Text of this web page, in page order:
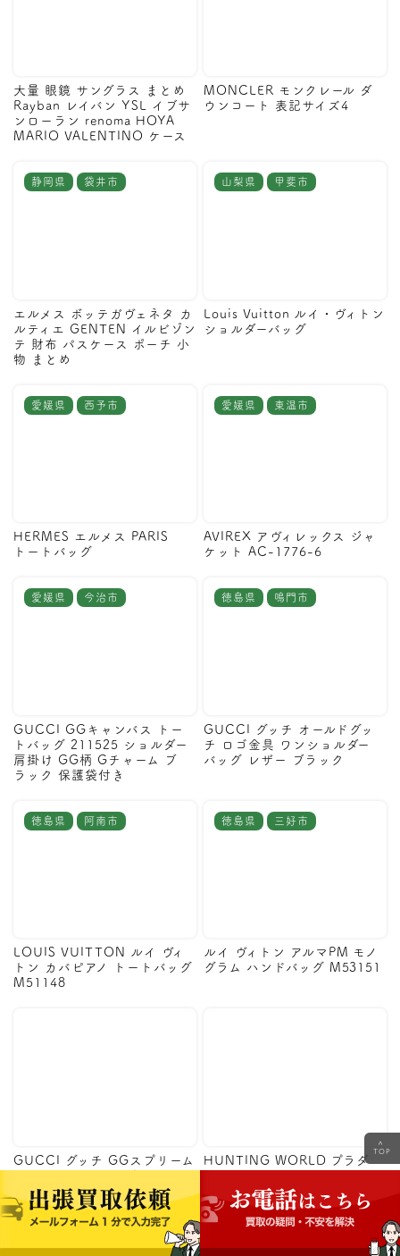
大量 眼鏡 サングラス まとめ
Rayban レイバン YSL イブサ
ンローラン renoma HOYA
MARIO VALENTINO ケース
MONCLER モンクレール ダ
ウンコート 表記サイズ4
静岡県 袋井市
エルメス ボッテガヴェネタ カ
ルティエ GENTEN イルビゾン
テ 財布 パスケース ポーチ 小
物 まとめ
山梨県 甲斐市
Louis Vuitton ルイ・ヴィトン
ショルダーバッグ
愛媛県 西予市
HERMES エルメス PARIS
トートバッグ
愛媛県 東温市
AVIREX アヴィレックス ジャ
ケット AC-1776-6
愛媛県 今治市
GUCCI GGキャンバス トー
トバッグ 211525 ショルダー
肩掛け GG柄 Gチャーム ブ
ラック 保護袋付き
徳島県 鳴門市
GUCCI グッチ オールドグッ
チ ロゴ金具 ワンショルダー
バッグ レザー ブラック
徳島県 阿南市
LOUIS VUITTON ルイ ヴィ
トン カバピアノ トートバッグ
M51148
徳島県 三好市
ルイ ヴィトン アルマPM モノ
グラム ハンドバッグ M53151
GUCCI グッチ GGスプリーム
セット
HUNTING WORLD プラダ
ポーター バッグ ショルダー
トート まとめ
福島県 西白河郡 宮城県 塩竈市
<
TOP